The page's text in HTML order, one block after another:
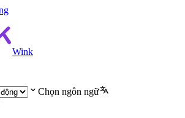
Wink
Chọn ngôn ngữ